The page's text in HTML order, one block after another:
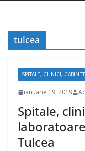
tulcea
SPITALE, CLINICI,
ianuarie 19, 2019
Spitale,
Tulcea